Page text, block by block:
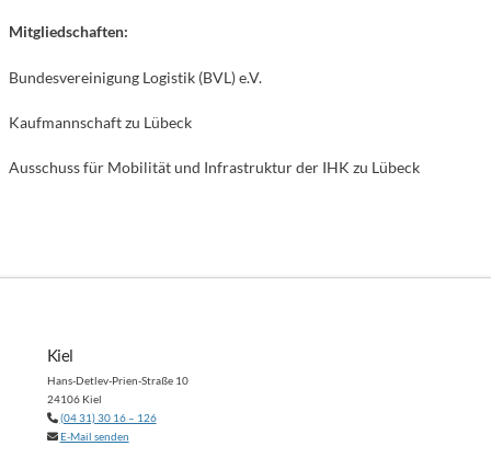
Mitgliedschaften:
Bundesvereinigung Logistik (BVL) e.V.
Kaufmannschaft zu Lübeck
Ausschuss für Mobilität und Infrastruktur der IHK zu Lübeck
Kiel
Hans-Detlev-Prien-Straße 10
24106 Kiel
(04 31) 30 16 – 126
E-Mail senden